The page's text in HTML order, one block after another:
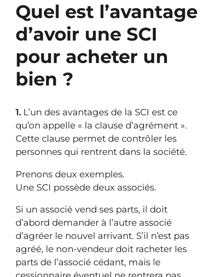
Quel est l’avantage
d’avoir une SCI
pour acheter un
bien ?
1. L’un des avantages de la SCI est ce
qu’on appelle « la clause d’agrément ».
Cette clause permet de contrôler les
personnes qui rentrent dans la société.
Prenons deux exemples.
Une SCI possède deux associés.
Si un associé vend ses parts, il doit
d’abord demander à l’autre associé
d’agréer le nouvel arrivant. S’il n’est pas
agréé, le non-vendeur doit racheter les
parts de l’associé cédant, mais le